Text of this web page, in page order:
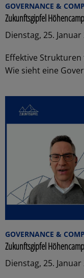
GOVERNANCE &
Zukunftsgipfel
Dienstag, 25.
Effektive
Wie sieht eine
GOVERNANCE &
Zukunftsgipfel
Dienstag, 25.